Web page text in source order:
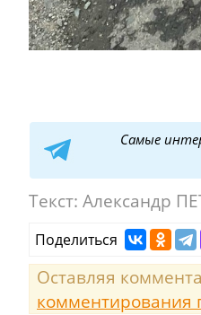
Самые
Текст: Александр
Поделиться
Оставляя
комментирования